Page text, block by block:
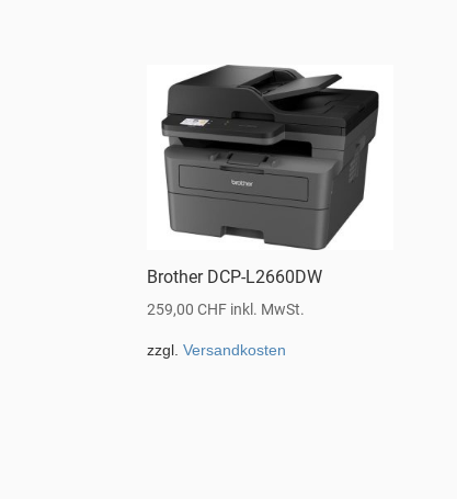
Brother DCP-L2660DW
259,00CHF inkl. MwSt.
zzgl.Versandkosten